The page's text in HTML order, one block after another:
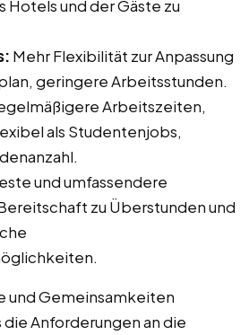
Hotels und der Gäste zu
Mehr Flexibilität zur Anpassung
geringere Arbeitsstunden.
Arbeitszeiten,
als Studentenjobs,
und umfassendere
zu Überstunden und
und Gemeinsamkeiten
Anforderungen an die